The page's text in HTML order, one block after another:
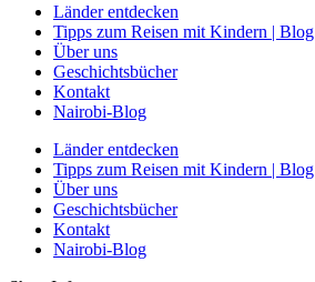
Länder entdecken
Tipps zum Reisen mit Kindern | Blog
Über uns
Geschichtsbücher
Kontakt
Nairobi-Blog
Länder entdecken
Tipps zum Reisen mit Kindern | Blog
Über uns
Geschichtsbücher
Kontakt
Nairobi-Blog